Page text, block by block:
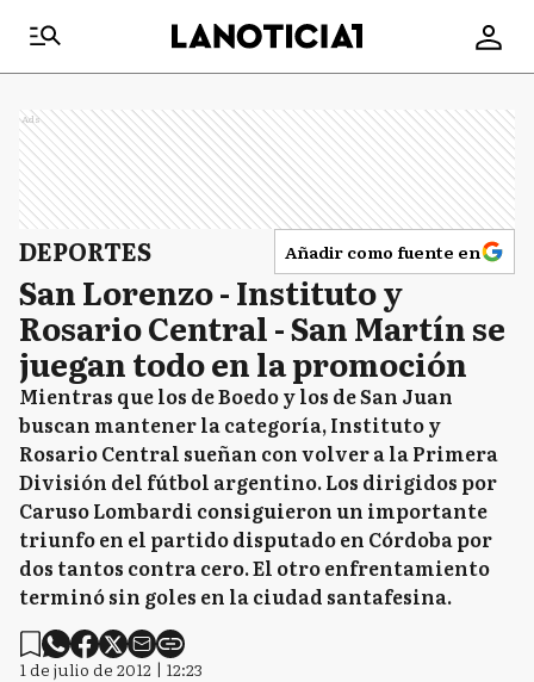
Ads
DEPORTES Añadir como fuente en
San Lorenzo - Instituto y
Rosario Central - San Martín se
juegan todo en la promoción
Mientras que los de Boedo y los de San Juan
buscan mantener la categoría, Instituto y
Rosario Central sueñan con volver a la Primera
División del fútbol argentino. Los dirigidos por
Caruso Lombardi consiguieron un importante
triunfo en el partido disputado en Córdoba por
dos tantos contra cero. El otro enfrentamiento
terminó sin goles en la ciudad santafesina.
1 de julio de 2012 | 12:23